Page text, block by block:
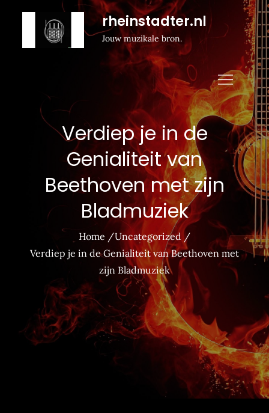
rheinstadter.nl
Jouw muzikale bron.
Verdiep je in de
Genialiteit van
Beethoven met zijn
Bladmuziek
Home
Uncategorized
Verdiep je in de Genialiteit van Beethoven met
zijn Bladmuziek